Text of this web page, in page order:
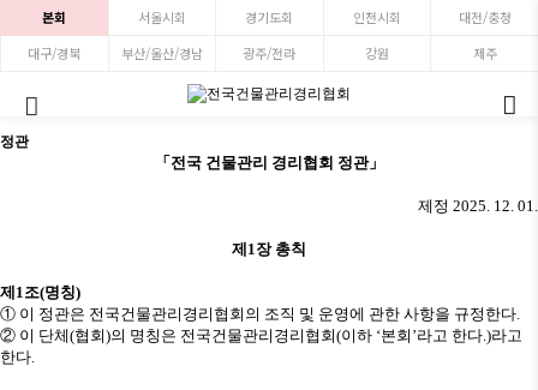
본회 서울시회 경기도회 인천시회
대전/충청
대구/경북
부산/울산/경남 광주/전라 강원 제주
정관
「 전국 건물관리 경리협회 정관」
제정 2025. 12. 01.
제 1장 총칙
제 1조(명칭)
① 이 정관은 전국건물관리경리협회의 조직 및 운영에 관한 사항을 규정한다.
② 이 단체(협회)의 명칭은 전국건물관리경리협회(이하 ‘본회 ’라고 한다.)라고
한다.